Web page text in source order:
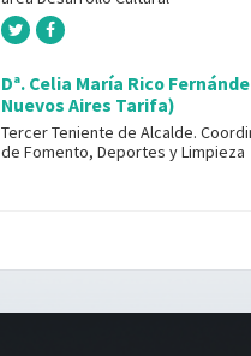
Dª. Celia María Rico
Nuevos Aires Tarifa)
Tercer Teniente de Alcalde.
de Fomento, Deportes y Limpieza